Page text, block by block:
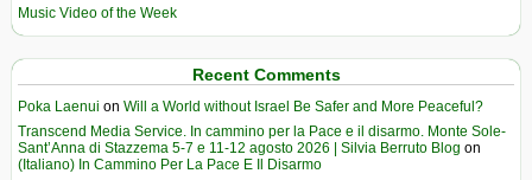
Music Video of the Week
Recent Comments
Poka Laenui on Will a World without Israel Be Safer and More Peaceful?
Transcend Media Service. In cammino per la Pace e il disarmo. Monte Sole-
Sant’Anna di Stazzema 5-7 e 11-12 agosto 2026 | Silvia Berruto Blog on
(Italiano) In Cammino Per La Pace E Il Disarmo